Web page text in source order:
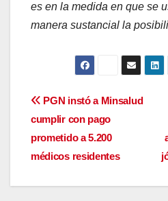
es en la medida en que se
manera sustancial la
Navegación
de
entradas
PGN instó a Minsalud
cumplir con pago
prometido a 5.200
médicos residentes